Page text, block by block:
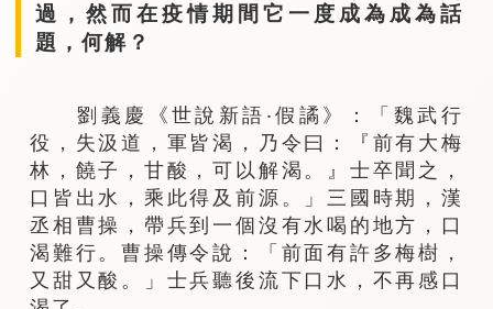
過，然而在疫情期間它一度成為成為話
題，何解？
劉義慶《世說新語‧假譎》：「魏武行
役，失汲道，軍皆渴，乃令曰：『前有大梅
林，饒子，甘酸，可以解渴。』士卒聞之，
口皆出水，乘此得及前源。」三國時期，漢
丞相曹操，帶兵到一個沒有水喝的地方，口
渴難行。曹操傳令說：「前面有許多梅樹，
又甜又酸。」士兵聽後流下口水，不再感口